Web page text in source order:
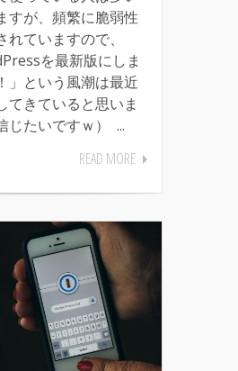
すが、頻繁に脆弱性
れていますので、
を最新版にしま
」という風潮は最近
てきていると思いま
じたいですｗ） ...
READ MORE